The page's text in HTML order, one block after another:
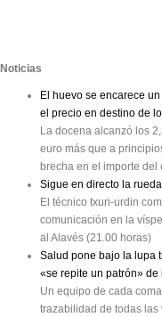
Noticias
El huevo se encarece
el precio en destino de
La docena alcanzó los
euro más que a
brecha en el importe
Sigue en directo la
El técnico txuri-urdin
comunicación en la
al Alavés (21.00 horas)
Salud pone bajo la lupa
«se repite un patrón»
Un equipo de cada
trazabilidad de todas